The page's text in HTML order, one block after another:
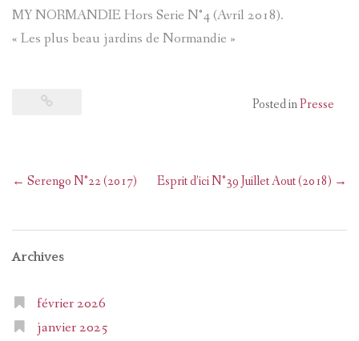
MY NORMANDIE Hors Serie N°4 (Avril 2018).
« Les plus beau jardins de Normandie »
Posted inPresse
Post
← Serengo N°22 (2017) Esprit d’ici N°39 Juillet Aout (2018) →
Archives
février 2026
janvier 2025